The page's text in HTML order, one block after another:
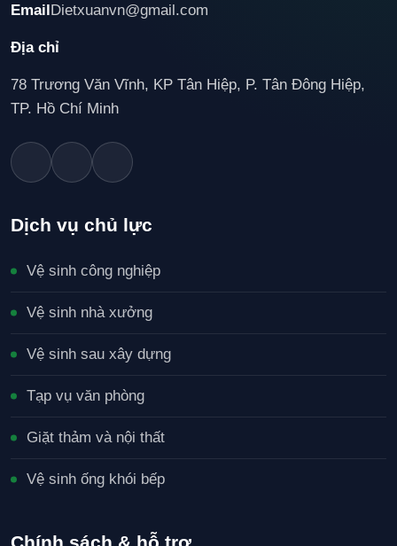
EmailDietxuanvn@gmail.com
Địa chỉ
78 Trương Văn Vĩnh, KP Tân Hiệp, P. Tân Đông Hiệp,
TP. Hồ Chí Minh
Dịch vụ chủ lực
Vệ sinh công nghiệp
Vệ sinh nhà xưởng
Vệ sinh sau xây dựng
Tạp vụ văn phòng
Giặt thảm và nội thất
Vệ sinh ống khói bếp
Chính sách & hỗ trợ